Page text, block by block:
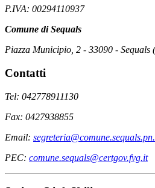
P.IVA: 00294110937
Comune di Sequals
Piazza Municipio, 2 - 33090 - Sequals
Contatti
Tel: 042778911130
Fax: 0427938855
Email:
PEC: comune.sequals@certgov.fvg.it